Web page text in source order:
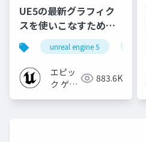
UE5の最新グラフィク
スを使いこなすための4
個の勘所
[CEDEC+KYUSHU
2023]
unreal engine 5
エピッ
ク ゲー
883.6K